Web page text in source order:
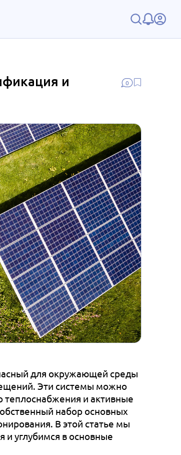
0
и
для окружающей среды
Эти системы можно
теплоснабжения и активные
набор основных
В этой статье мы
углубимся в основные